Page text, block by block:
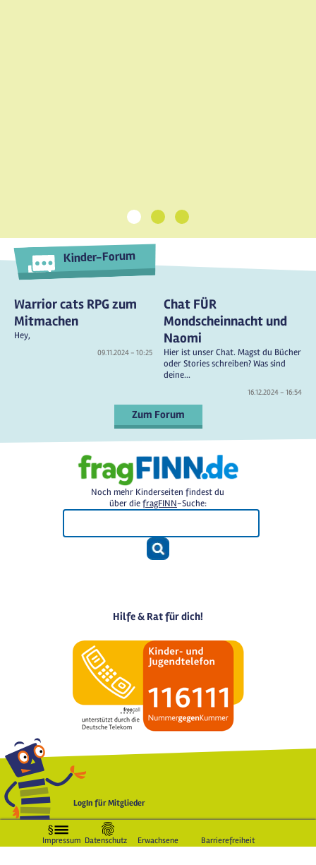
1 2 3
Kinder-Forum
Warrior cats RPG zum
Mitmachen
Hey,
09.11.2024 - 10:25
Chat FÜR
Mondscheinnacht und
Naomi
Hier ist unser Chat. Magst du Bücher
oder Stories schreiben? Was sind
deine...
16.12.2024 - 16:54
Zum Forum
Noch mehr Kinderseiten findest du
über diefragFINN-Suche:
Hilfe & Rat für dich!
LogIn für Mitglieder
Impressum Datenschutz Erwachsene Barrierefreiheit